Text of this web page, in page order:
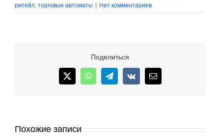
ритейл, торговые автоматы Нет комментариев
Поделиться
X WhatsAppTelegram
Vk Email
Похожие записи